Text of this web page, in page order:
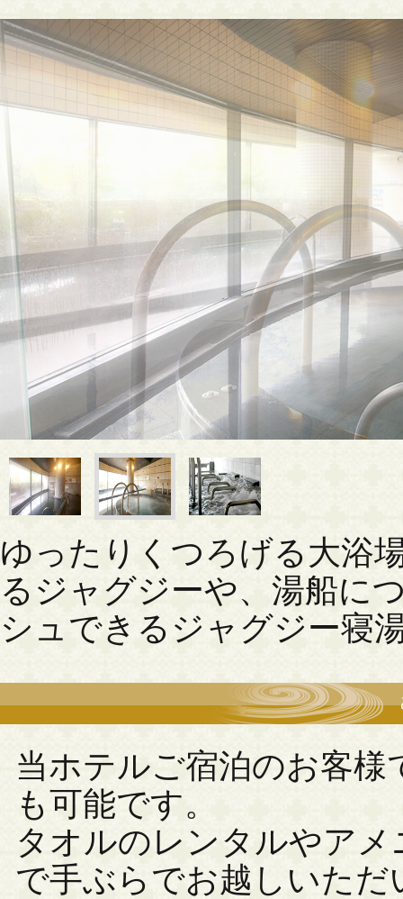
ゆったりくつろげる大浴
るジャグジーや、湯船に
シュできるジャグジー寝
当ホテルご宿泊のお客
も可能です。
タオルのレンタルやア
で手ぶらでお越しいた